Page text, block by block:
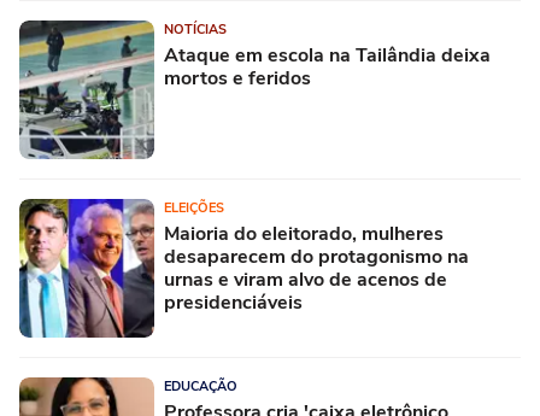
NOTÍCIAS
Ataque em escola na Tailândia deixa
mortos e feridos
ELEIÇÕES
Maioria do eleitorado, mulheres
desaparecem do protagonismo na
urnas e viram alvo de acenos de
presidenciáveis
EDUCAÇÃO